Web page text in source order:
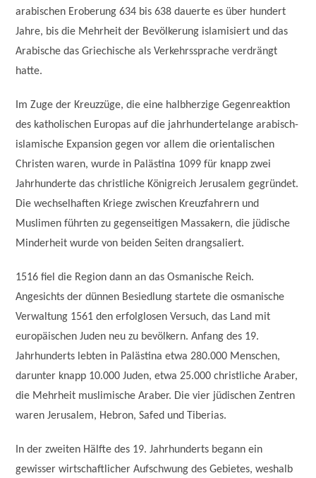
arabischen Eroberung 634 bis 638 dauerte es über hundert
Jahre, bis die Mehrheit der Bevölkerung islamisiert und das
Arabische das Griechische als Verkehrssprache verdrängt
hatte.
Im Zuge der Kreuzzüge, die eine halbherzige Gegenreaktion
des katholischen Europas auf die jahrhundertelange arabisch-
islamische Expansion gegen vor allem die orientalischen
Christen waren, wurde in Palästina 1099 für knapp zwei
Jahrhunderte das christliche Königreich Jerusalem gegründet.
Die wechselhaften Kriege zwischen Kreuzfahrern und
Muslimen führten zu gegenseitigen Massakern, die jüdische
Minderheit wurde von beiden Seiten drangsaliert.
1516 fiel die Region dann an das Osmanische Reich.
Angesichts der dünnen Besiedlung startete die osmanische
Verwaltung 1561 den erfolglosen Versuch, das Land mit
europäischen Juden neu zu bevölkern. Anfang des 19.
Jahrhunderts lebten in Palästina etwa 280.000 Menschen,
darunter knapp 10.000 Juden, etwa 25.000 christliche Araber,
die Mehrheit muslimische Araber. Die vier jüdischen Zentren
waren Jerusalem, Hebron, Safed und Tiberias.
In der zweiten Hälfte des 19. Jahrhunderts begann ein
gewisser wirtschaftlicher Aufschwung des Gebietes, weshalb